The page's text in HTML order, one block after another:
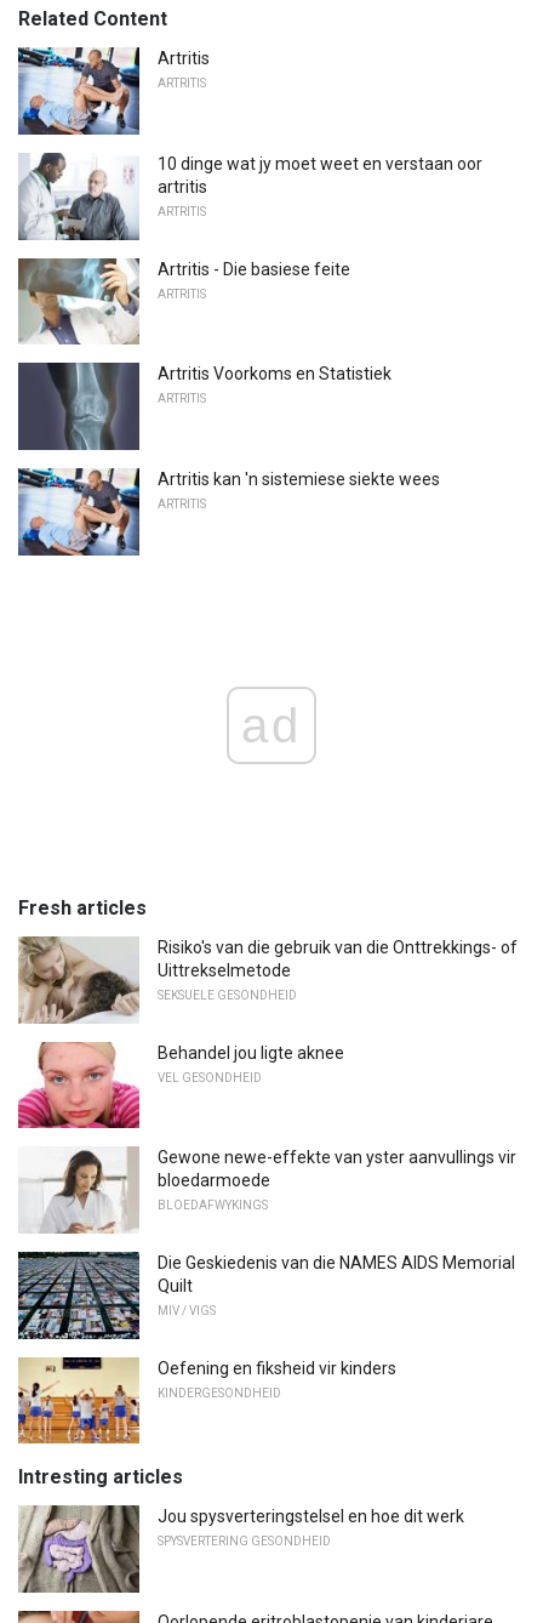
Related Content
Artritis
ARTRITIS
10 dinge wat jy moet weet en verstaan ​​oor
artritis
ARTRITIS
Artritis - Die basiese feite
ARTRITIS
Artritis Voorkoms en Statistiek
ARTRITIS
Artritis kan 'n sistemiese siekte wees
ARTRITIS
ad
Fresh articles
Risiko's van die gebruik van die Onttrekkings- of
Uittrekselmetode
SEKSUELE GESONDHEID
Behandel jou ligte aknee
VEL GESONDHEID
Gewone newe-effekte van yster aanvullings vir
bloedarmoede
BLOEDAFWYKINGS
Die Geskiedenis van die NAMES AIDS Memorial
Quilt
MIV / VIGS
Oefening en fiksheid vir kinders
KINDERGESONDHEID
Intresting articles
Jou spysverteringstelsel en hoe dit werk
SPYSVERTERING GESONDHEID